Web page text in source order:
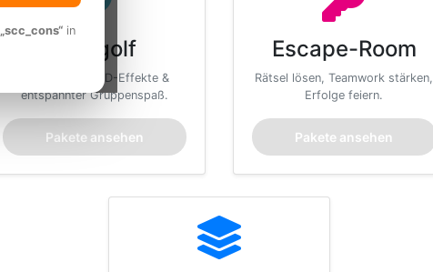
Minigolf
Schwarzlicht, 3D-Effekte &
entspannter Gruppenspaß.
Pakete ansehen
Escape-Room
Rätsel lösen, Teamwork stärken,
Erfolge feiern.
Pakete ansehen
„scc_cons“ in